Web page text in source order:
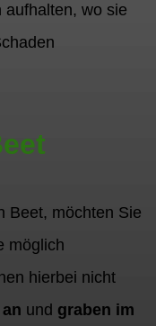
aufhalten, wo sie
Beet, möchten Sie
möglich
hierbei nicht
und graben im